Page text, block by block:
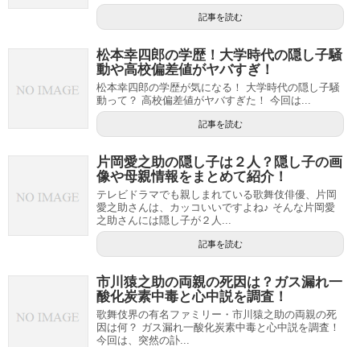
記事を読む
松本幸四郎の学歴！大学時代の隠し子騒
動や高校偏差値がヤバすぎ！
松本幸四郎の学歴が気になる！ 大学時代の隠し子騒
動って？ 高校偏差値がヤバすぎた！ 今回は...
記事を読む
片岡愛之助の隠し子は２人？隠し子の画
像や母親情報をまとめて紹介！
テレビドラマでも親しまれている歌舞伎俳優、片岡
愛之助さんは、カッコいいですよね♪ そんな片岡愛
之助さんには隠し子が２人...
記事を読む
市川猿之助の両親の死因は？ガス漏れ一
酸化炭素中毒と心中説を調査！
歌舞伎界の有名ファミリー・市川猿之助の両親の死
因は何？ ガス漏れ一酸化炭素中毒と心中説を調査！
今回は、突然の訃...